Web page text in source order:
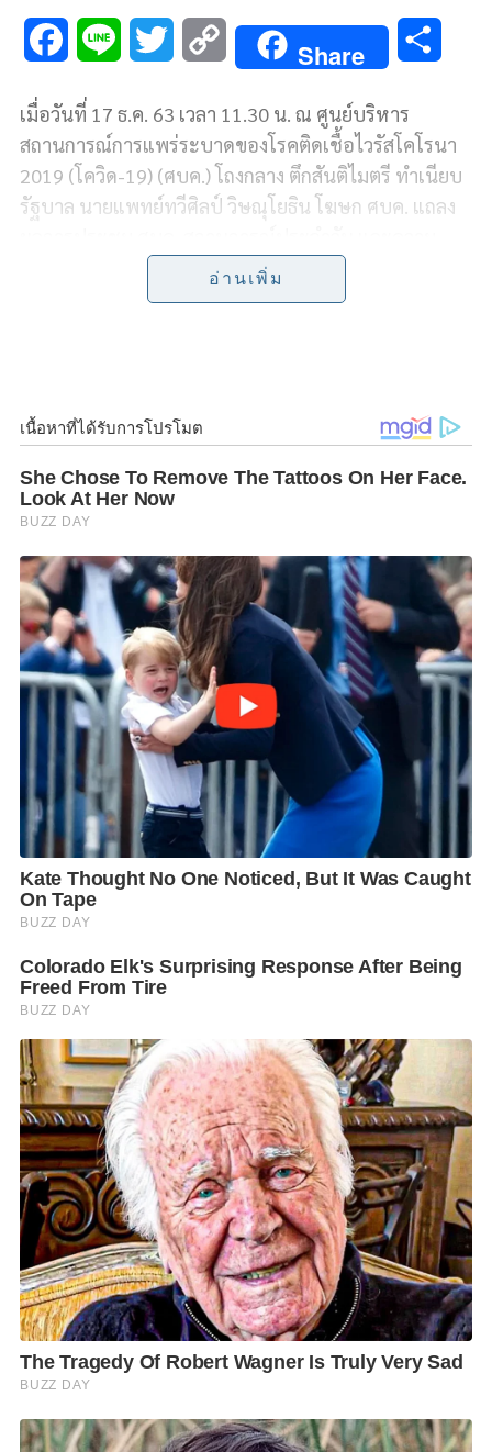
c
e
b
n
e
i
t
t
e
r
p
y
L
i
n
Share
r
e
เมื่อวันที่ 17 ธ.ค. 63 เวลา 11.30 น. ณ ศูนย์บริหาร
สถานการณ์การแพร่ระบาดของโรคติดเชื้อไวรัสโคโรนา
2019 (โควิด-19) (ศบค.) โถงกลาง ตึกสันติไมตรี ทำเนียบ
รัฐบาล นายแพทย์ทวีศิลป์ วิษณุโยธิน โฆษก ศบค. แถลง
ก้าวหน้าในการควบคุมสถานการณ์การแพร่ระบาดของ
โรคติดเชื้อไวรัสโคโรนา 2019 (โควิด-19) สรุปสาระ
ประยุทธ์ จันทร์โอชา นายกรัฐมนตรี ในฐานะผู้อำนวยการ
ศบค. ได้เน้นย้ำให้ทุกฝ่ายเข้มงวดกับการปฏิบัติการตาม
มาตรการสาธารณสุข โดยเฉพาะในช่วงเทศกาลปีใหม่ ให้
เพิ่มความเข้มงวด และดำเนินการให้ถูกต้องตามกฎหมาย
เสี่ยงในการทำให้เกิดการแพร่ระบาด หรือผู้ที่ฝ่าฝืนให้ได้
รับโทษตามกฎหมาย โดย ผอ.ศบค. ให้ความสำคัญกับการ
ทำความเข้าใจกับภาคประชาชน เพื่อสร้างความเชื่อมั่น
โดยรวมและควบคุมการตื่นตระหนก ให้ประชาชนมั่นใจ
ว่าสามารถดำเนินชีวิตประจำวันได้ปกติ สามารถท่องเที่ยว
ในประเทศได้ หากปฏิบัติตามมาตรการสาธารณสุขอย่าง
เคร่งครัด
ที่สำคัญเน้นย้ำให้บันทึกข้อมูลลงใน “ไทยชนะ” ทุกครั้ง
โดยสามารถดำเนินการสอดคล้องไปกับมาตรการกระตุ้น
เศรษฐกิจที่ภาครัฐได้จัดขึ้น เช่น มาตรการคนละครึ่ง และ
มาตรการเราเที่ยวด้วยกัน เพื่อเป็นการกระตุ้นเศรษฐกิจ
และช่วยเหลือพี่น้องภาคการท่องเที่ยวของประเทศ
สถานการณ์ผู้ติดเชื้อไวรัสโคโรนา 2019 (โควิด-19) ใน
ประเทศไทย มีผู้ติดเชื้อรายใหม่ 20 ราย มาจาก State
Quarantine หรือสถานที่กักกันของรัฐจัดให้ทั้งหมด
ทำให้มีผู้ติดเชื้อยืนยันสะสมอยู่ที่ 4,281 ราย (ติดเชื้อใน
ประเทศ 2,463 ราย) รักษาหายป่วยแล้ว 3,989 ราย รักษา
อยู่ในโรงพยาบาล 232 ราย และผู้เสียชีวิตยังคงที่อยู่ที่ 60
ราย
สถานการณ์ผู้ติดเชื้อโควิด-19 ของโลก พบผู้ติดเชื้อยืนยัน
สะสมอยู่ที่ 74,526,806 ราย เพิ่มขึ้น 714,908 ราย มีผู้
ป่วยเสียชีวิต 1,655,044 ราย เพิ่มขึ้น 13,446 ราย โดย
สหรัฐอเมริกามีผู้ติดเชื้อยืนยันสะสมสูงสุดเป็นอันดับที่ 1
รองลงมาคือ อินเดีย บราซิล รัสเซีย และฝรั่งเศส ตาม
ลำดับ ส่วนประเทศไทยขณะนี้อยู่ลำดับที่ 152 ของโลกต่อ
อ่านเพิ่ม